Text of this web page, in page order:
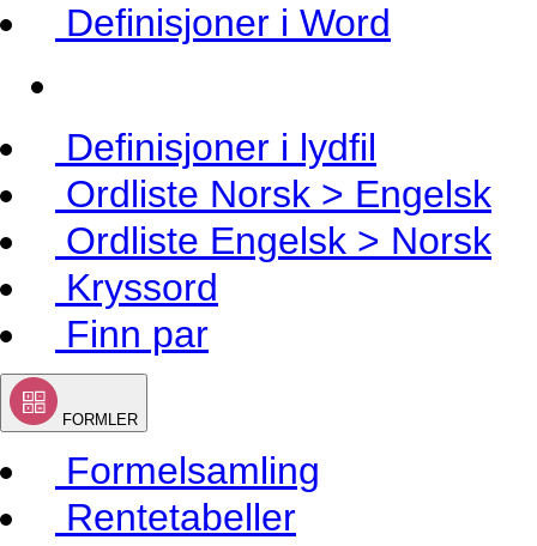
Definisjoner i Word
Definisjoner i lydfil
Ordliste Norsk > Engelsk
Ordliste Engelsk > Norsk
Kryssord
Finn par
FORMLER
Formelsamling
Rentetabeller